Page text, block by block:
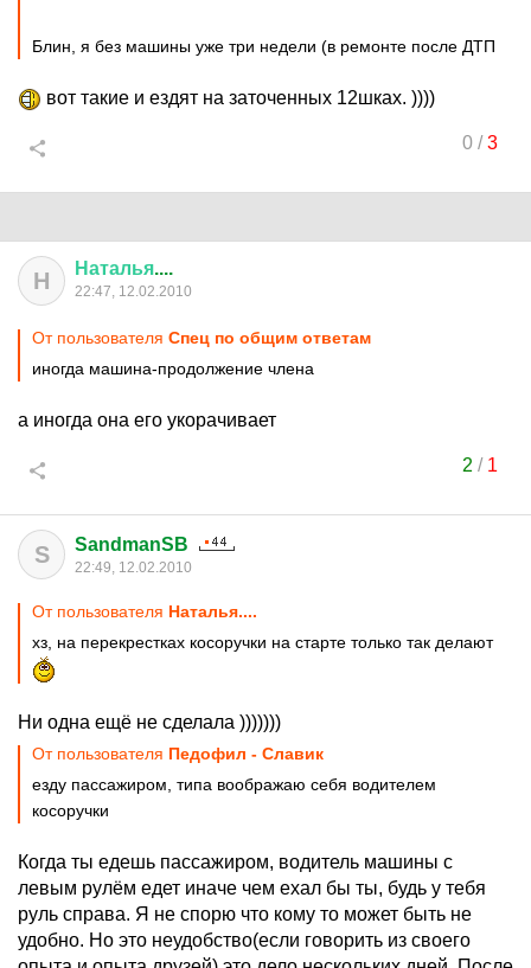
Блин, я без машины уже три недели (в ремонте после ДТП
вот такие и ездят на заточенных 12шках. ))))
0/3
Н Наталья....
22:47, 12.02.2010
От пользователя Спец по общим ответам
иногда машина-продолжение члена
а иногда она его укорачивает
2 / 1
S SandmanSB
22:49, 12.02.2010
От пользователя Наталья....
хз, на перекрестках косоручки на старте только так делают
Ни одна ещё не сделала )))))))
От пользователя Педофил - Славик
езду пассажиром, типа воображаю себя водителем
косоручки
Когда ты едешь пассажиром, водитель машины с
левым рулём едет иначе чем ехал бы ты, будь у тебя
руль справа. Я не спорю что кому то может быть не
удобно. Но это неудобство(если говорить из своего